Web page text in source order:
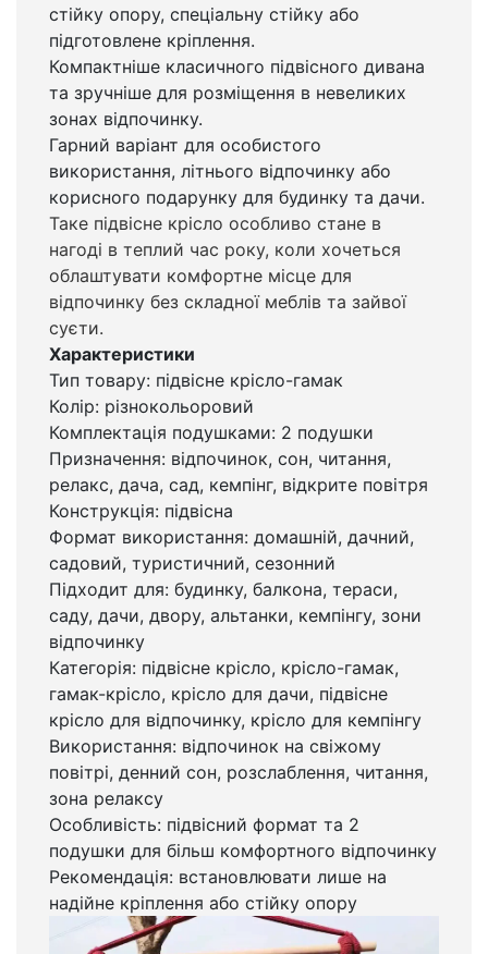
стійку опору, спеціальну стійку або
підготовлене кріплення.
Компактніше класичного підвісного дивана
та зручніше для розміщення в невеликих
зонах відпочинку.
Гарний варіант для особистого
використання, літнього відпочинку або
корисного подарунку для будинку та дачи.
Таке підвісне крісло особливо стане в
нагоді в теплий час року, коли хочеться
облаштувати комфортне місце для
відпочинку без складної меблів та зайвої
суєти.
Характеристики
Тип товару: підвісне крісло-гамак
Колір: різнокольоровий
Комплектація подушками: 2 подушки
Призначення: відпочинок, сон, читання,
релакс, дача, сад, кемпінг, відкрите повітря
Конструкція: підвісна
Формат використання: домашній, дачний,
садовий, туристичний, сезонний
Підходит для: будинку, балкона, тераси,
саду, дачи, двору, альтанки, кемпінгу, зони
відпочинку
Категорія: підвісне крісло, крісло-гамак,
гамак-крісло, крісло для дачи, підвісне
крісло для відпочинку, крісло для кемпінгу
Використання: відпочинок на свіжому
повітрі, денний сон, розслаблення, читання,
зона релаксу
Особливість: підвісний формат та 2
подушки для більш комфортного відпочинку
Рекомендація: встановлювати лише на
надійне кріплення або стійку опору